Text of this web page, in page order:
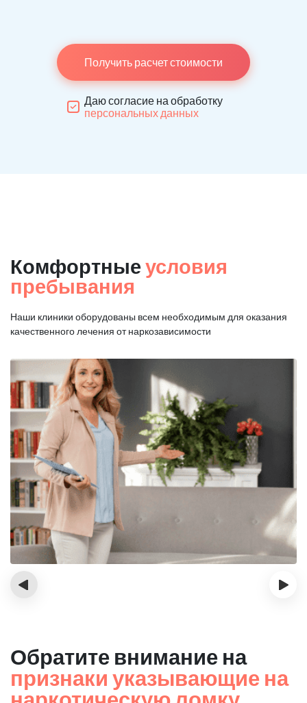
Получить расчет стоимости
Даю согласие на обработку
персональных данных
Комфортные условия
пребывания
Наши клиники оборудованы всем необходимым для оказания
качественного лечения от наркозависимости
‹ ›
Обратите внимание на
признаки указывающие на